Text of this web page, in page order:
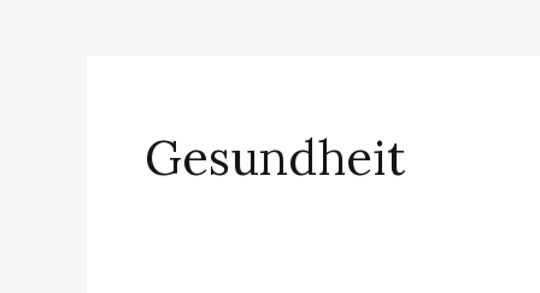
Gesundheit